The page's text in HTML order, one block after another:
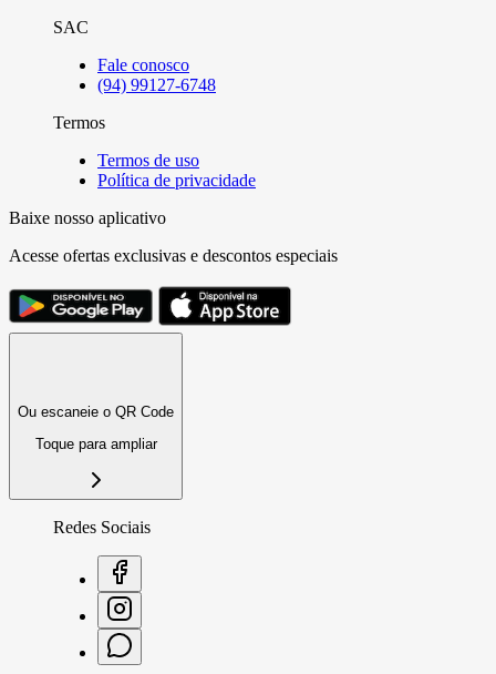
SAC
Fale conosco
(94) 99127-6748
Termos
Termos de uso
Política de privacidade
Baixe nosso aplicativo
Acesse ofertas exclusivas e descontos especiais
Ou escaneie o QR Code
Toque para ampliar
Redes Sociais